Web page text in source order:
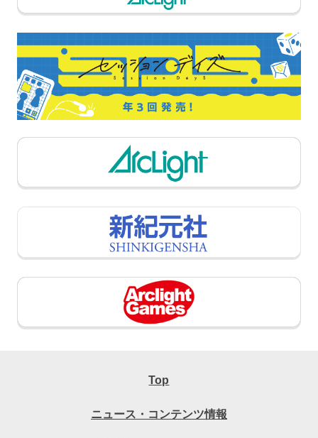
Top
ニュース・コンテンツ情報